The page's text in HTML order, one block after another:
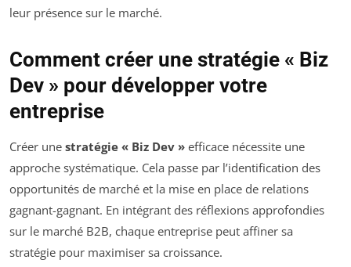
leur présence sur le marché.
Comment créer une stratégie « Biz
Dev » pour développer votre
entreprise
Créer une stratégie « Biz Dev » efficace nécessite une
approche systématique. Cela passe par l’identification des
opportunités de marché et la mise en place de relations
gagnant-gagnant. En intégrant des réflexions approfondies
sur le marché B2B, chaque entreprise peut affiner sa
stratégie pour maximiser sa croissance.